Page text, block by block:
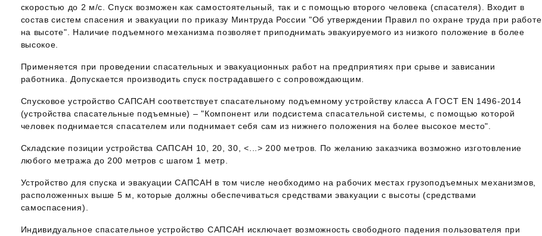
скоростью до 2 м/с. Спуск возможен как самостоятельный, так и с помощью второго человека (спасателя). Входит в
состав систем спасения и эвакуации по приказу Минтруда России "Об утверждении Правил по охране труда при работе
на высоте". Наличие подъемного механизма позволяет приподнимать эвакуируемого из низкого положение в более
высокое.
Применяется при проведении спасательных и эвакуационных работ на предприятиях при срыве и зависании
работника. Допускается производить спуск пострадавшего с сопровождающим.
Спусковое устройство САПСАН соответствует спасательному подъемному устройству класса А ГОСТ EN 1496-2014
(устройства спасательные подъемные) – "Компонент или подсистема спасательной системы, с помощью которой
человек поднимается спасателем или поднимает себя сам из нижнего положения на более высокое место".
Складские позиции устройства САПСАН 10, 20, 30, <...> 200 метров. По желанию заказчика возможно изготовление
любого метража до 200 метров с шагом 1 метр.
Устройство для спуска и эвакуации САПСАН в том числе необходимо на рабочих местах грузоподъемных механизмов,
расположенных выше 5 м, которые должны обеспечиваться средствами эвакуации с высоты (средствами
самоспасения).
Индивидуальное спасательное устройство САПСАН исключает возможность свободного падения пользователя при